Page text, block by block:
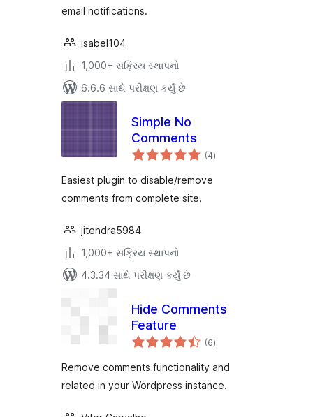
email notifications.
isabel104
1,000+ સક્રિય સ્થાપનો
6.6.6 સાથે પરીક્ષણ કર્યું છે
Simple No
Comments
(4કુલ
રેટિંગ્સ
)
Easiest plugin to disable/remove
comments from complete site.
jitendra5984
1,000+ સક્રિય સ્થાપનો
4.3.34 સાથે પરીક્ષણ કર્યું છે
Hide Comments
Feature
(6કુલ
રેટિંગ્સ
)
Remove comments functionality and
related in your Wordpress instance.